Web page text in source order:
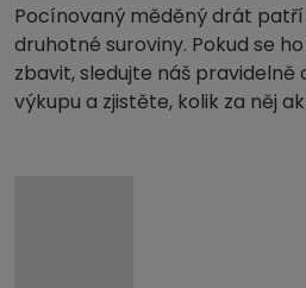
Pocínovaný měděný drát
druhotné suroviny. Pokud se
zbavit, sledujte náš pravidelně
výkupu a zjistěte, kolik za něj